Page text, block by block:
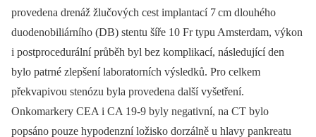
provedena drenáž žlučových cest implantací 7cm dlouhého
duodenobiliárního (DB) stentu šíře 10 Fr typu Amsterdam, výkon
i post­procedurální průběh byl bez komplikací, následující den
bylo patrné zlepšení laboratorních výsledků. Pro celkem
překvapivou stenózu byla provedena další vyšetření.
Onkomarkery CEA i CA 19-9 byly negativní, na CT bylo
popsáno pouze hypodenzní ložisko dorzálně u hlavy pankreatu